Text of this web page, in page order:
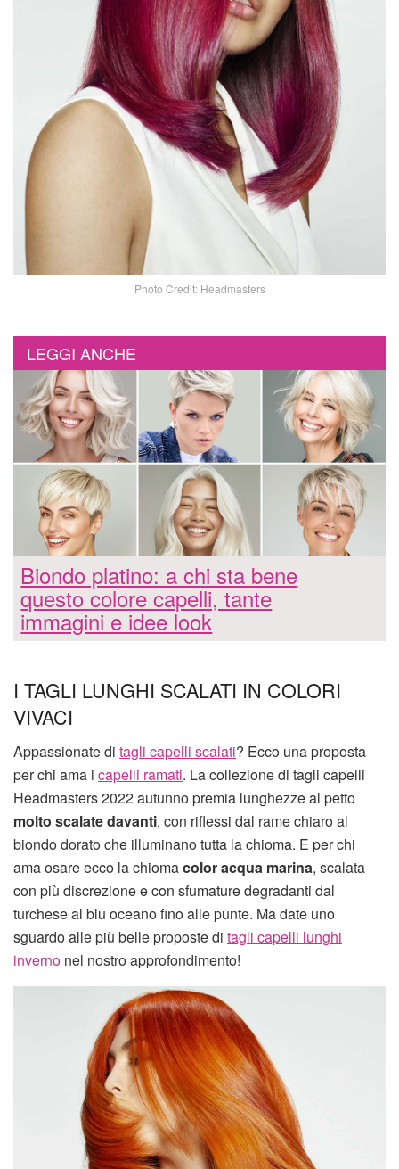
Photo Credit: Headmasters
LEGGI ANCHE
Biondo platino: a chi sta bene
questo colore capelli, tante
immagini e idee look
I TAGLI LUNGHI SCALATI IN COLORI
VIVACI
Appassionate di tagli capelli scalati? Ecco una proposta
per chi ama i capelli ramati. La collezione di tagli capelli
Headmasters 2022 autunno premia lunghezze al petto
molto scalate davanti, con riflessi dal rame chiaro al
biondo dorato che illuminano tutta la chioma. E per chi
ama osare ecco la chiomacolor acqua marina, scalata
con più discrezione e con sfumature degradanti dal
turchese al blu oceano fino alle punte. Ma date uno
sguardo alle più belle proposte di tagli capelli lunghi
inverno nel nostro approfondimento!